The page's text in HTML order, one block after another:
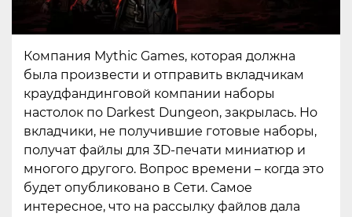
Компания Mythic Games, которая должна
была произвести и отправить вкладчикам
краудфандинговой компании наборы
настолок по Darkest Dungeon, закрылась. Но
вкладчики, не получившие готовые наборы,
получат файлы для 3D-печати миниатюр и
многого другого. Вопрос времени – когда это
будет опубликовано в Сети. Самое
интересное, что на рассылку файлов дала